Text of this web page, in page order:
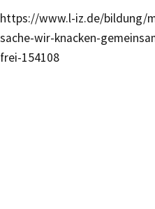
https://www.l-iz.de/bildung/
sache-wir-knacken-
frei-154108